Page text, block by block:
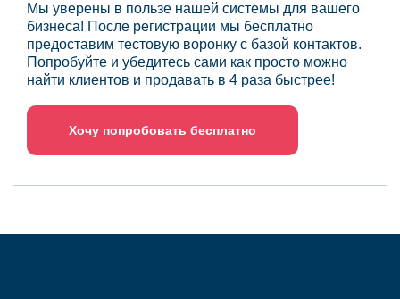
Мы уверены в пользе нашей системы для вашего
бизнеса! После регистрации мы бесплатно
предоставим тестовую воронку с базой контактов.
Попробуйте и убедитесь сами как просто можно
найти клиентов и продавать в 4 раза быстрее!
Хочу попробовать бесплатно